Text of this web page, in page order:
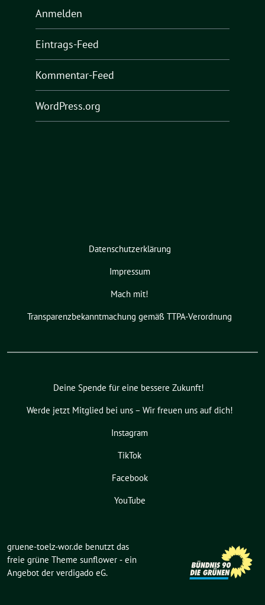
Anmelden
Eintrags-Feed
Kommentar-Feed
WordPress.org
Datenschutzerklärung
Impressum
Mach mit!
Transparenzbekanntmachung gemäß TTPA-Verordnung
Deine Spende für eine bessere Zukunft!
Werde jetzt Mitglied bei uns – Wir freuen uns auf dich!
Instagram
TikTok
Facebook
YouTube
gruene-toelz-wor.de benutzt das
freie grüne Theme sunflower ‐ ein
Angebot der verdigado eG.